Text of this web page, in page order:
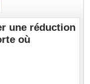
une réduction
où